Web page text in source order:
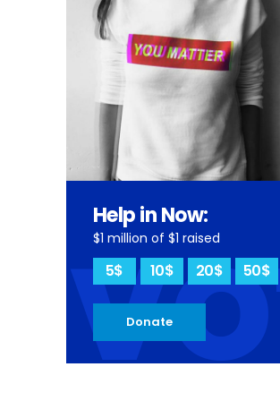
Help in Now:
$1 million of $1 raised
5$ 10$ 20$ 50$
Donate